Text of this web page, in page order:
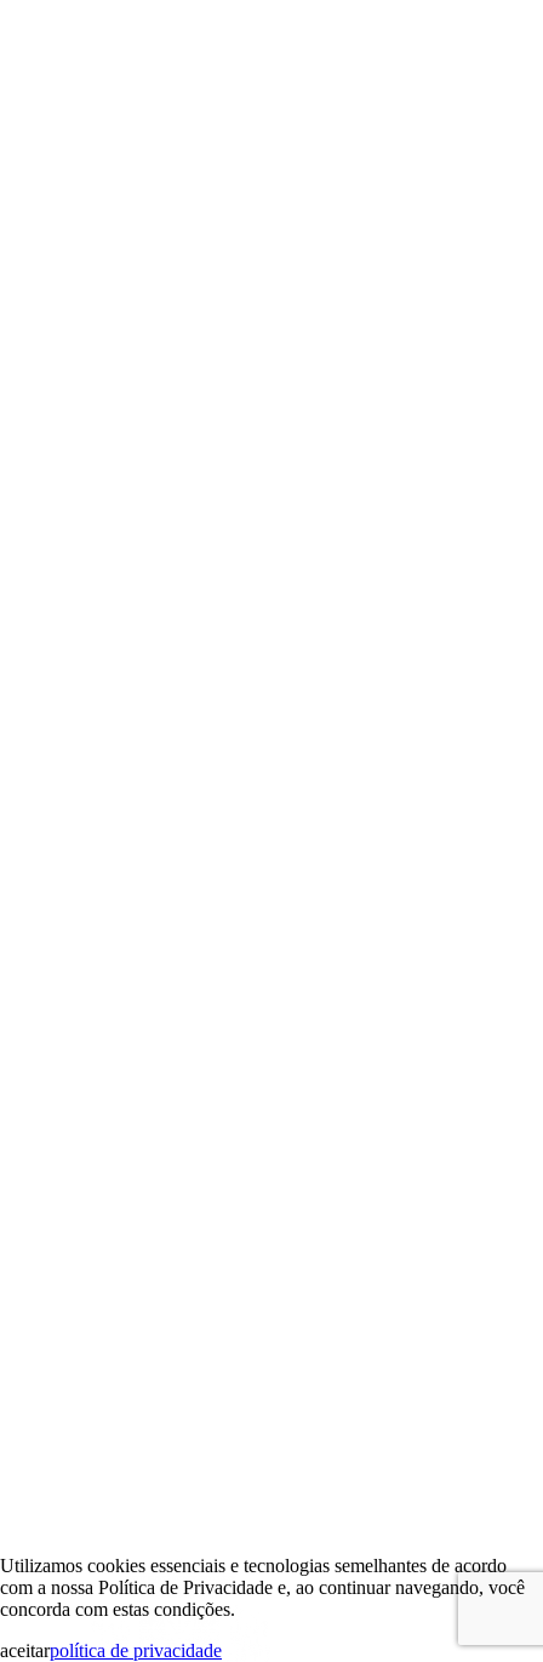
Utilizamos cookies essenciais e tecnologias semelhantes de acordo
com a nossa Política de Privacidade e, ao continuar navegando, você
concorda com estas condições.
aceitarpolítica de privacidade